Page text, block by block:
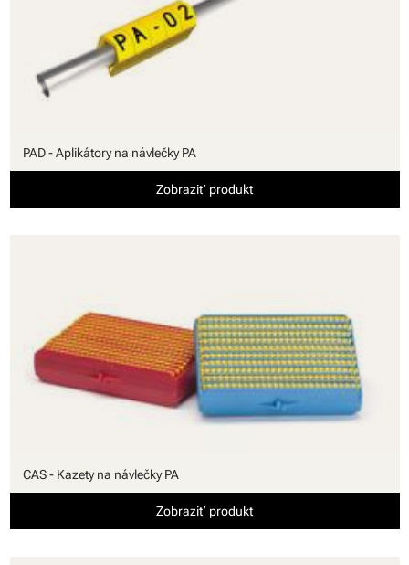
PAD - Aplikátory na návlečky PA
Zobraziť produkt
CAS - Kazety na návlečky PA
Zobraziť produkt